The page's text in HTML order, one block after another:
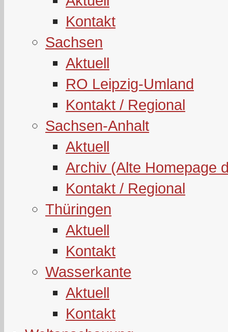
Kontakt
Sachsen
Aktuell
RO Leipzig-Umland
Kontakt / Regional
Sachsen-Anhalt
Aktuell
Archiv (Alte Homepage
Kontakt / Regional
Thüringen
Aktuell
Kontakt
Wasserkante
Aktuell
Kontakt